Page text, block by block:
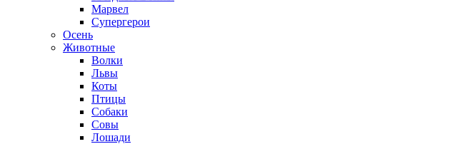
Марвел
Супергерои
Осень
Животные
Волки
Львы
Коты
Птицы
Собаки
Совы
Лошади